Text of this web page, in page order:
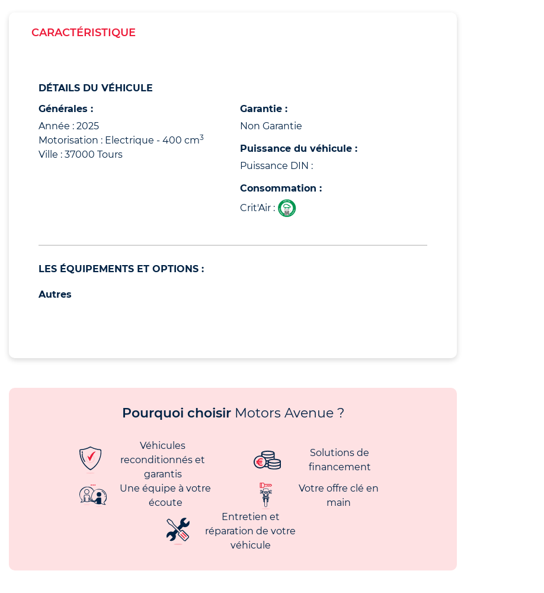
CARACTÉRISTIQUE
DÉTAILS DU VÉHICULE
Générales :
Année : 2025
Motorisation : Electrique - 400 cm3
Ville : 37000 Tours
Garantie :
Non Garantie
Puissance du véhicule :
Puissance DIN :
Consommation :
Crit'Air :
LES ÉQUIPEMENTS ET OPTIONS :
Autres
Pourquoi choisirMotors Avenue ?
Véhicules
reconditionnés et
garantis
Solutions de
financement
Une équipe à votre
écoute
Votre offre clé en
main
Entretien et
réparation de votre
véhicule